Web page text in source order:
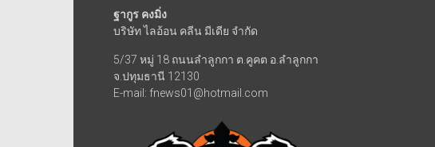
ฐากูร คงมิ่ง
บริษัท ไลอ้อน คลีน มีเดีย จำกัด
5/37 หมู่ 18 ถนนลำลูกกา ต.คูคต อ.ลำลูกกา
จ.ปทุมธานี 12130
E-mail: fnews01@hotmail.com